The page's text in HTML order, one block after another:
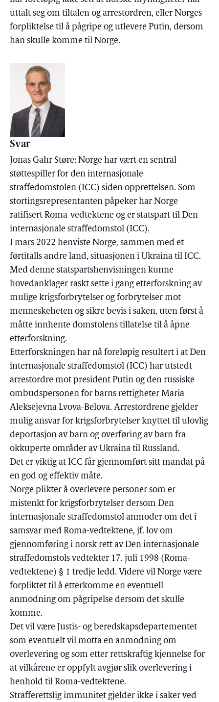
uttalt seg om tiltalen og arrestordren, eller Norges
forpliktelse til å pågripe og utlevere Putin, dersom
han skulle komme til Norge.
Svar
Jonas Gahr Støre: Norge har vært en sentral
støttespiller for den internasjonale
straffedomstolen (ICC) siden opprettelsen. Som
stortingsrepresentanten påpeker har Norge
ratifisert Roma-vedtektene og er statspart til Den
internasjonale straffedomstol (ICC).
I mars 2022 henviste Norge, sammen med et
førtitalls andre land, situasjonen i Ukraina til ICC.
Med denne statspartshenvisningen kunne
hovedanklager raskt sette i gang etterforskning av
mulige krigsforbrytelser og forbrytelser mot
menneskeheten og sikre bevis i saken, uten først å
måtte innhente domstolens tillatelse til å åpne
etterforskning.
Etterforskningen har nå foreløpig resultert i at Den
internasjonale straffedomstol (ICC) har utstedt
arrestordre mot president Putin og den russiske
ombudspersonen for barns rettigheter Maria
Aleksejevna Lvova-Belova. Arrestordrene gjelder
mulig ansvar for krigsforbrytelser knyttet til ulovlig
deportasjon av barn og overføring av barn fra
okkuperte områder av Ukraina til Russland.
Det er viktig at ICC får gjennomført sitt mandat på
en god og effektiv måte.
Norge plikter å overlevere personer som er
mistenkt for krigsforbrytelser dersom Den
internasjonale straffedomstol anmoder om det i
samsvar med Roma-vedtektene, jf. lov om
gjennomføring i norsk rett av Den internasjonale
straffedomstols vedtekter 17. juli 1998 (Roma-
vedtektene) § 1 tredje ledd. Videre vil Norge være
forpliktet til å etterkomme en eventuell
anmodning om pågripelse dersom det skulle
komme.
Det vil være Justis- og beredskapsdepartementet
som eventuelt vil motta en anmodning om
overlevering og som etter rettskraftig kjennelse for
at vilkårene er oppfylt avgjør slik overlevering i
henhold til Roma-vedtektene.
Strafferettslig immunitet gjelder ikke i saker ved